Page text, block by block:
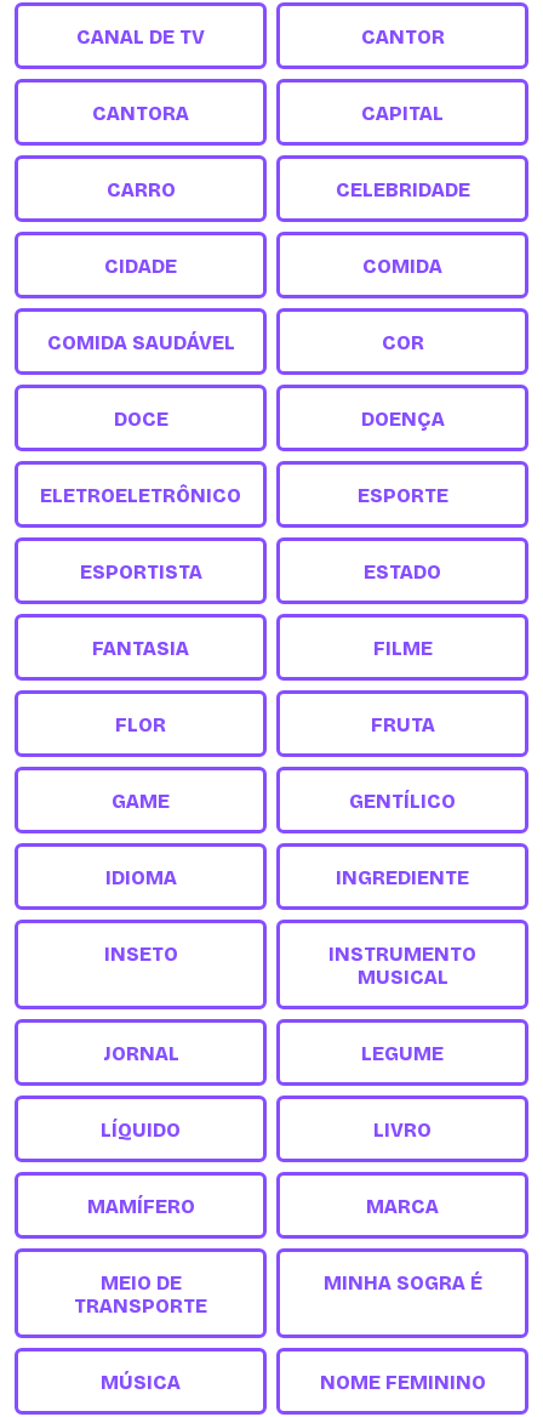
CANAL DE TV CANTOR
CANTORA CAPITAL
CARRO CELEBRIDADE
CIDADE COMIDA
COMIDA SAUDÁVEL COR
DOCE DOENÇA
ELETROELETRÔNICO ESPORTE
ESPORTISTA ESTADO
FANTASIA FILME
FLOR FRUTA
GAME GENTÍLICO
IDIOMA INGREDIENTE
INSETO
INSTRUMENTO
MUSICAL
JORNAL LEGUME
LÍQUIDO LIVRO
MAMÍFERO MARCA
MEIO DE
TRANSPORTE
MINHA SOGRA É
MÚSICA NOME FEMININO